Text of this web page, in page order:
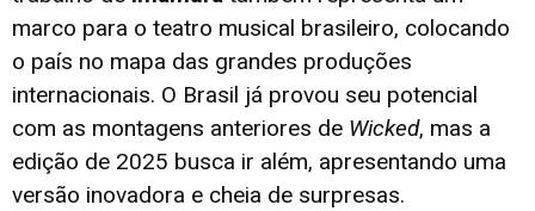
marco para o teatro musical brasileiro, colocando
o país no mapa das grandes produções
internacionais. O Brasil já provou seu potencial
com as montagens anteriores de Wicked, mas a
edição de 2025 busca ir além, apresentando uma
versão inovadora e cheia de surpresas.